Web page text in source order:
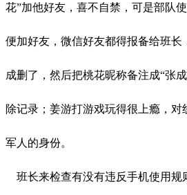
花”加他好友，喜不自禁，可是部队
便加好友，微信好友都得报备给班长
成删了，然后把桃花昵称备注成“张
除记录；姜游打游戏玩得很上瘾，对
军人的身份。
班长来检查有没有违反手机使用规